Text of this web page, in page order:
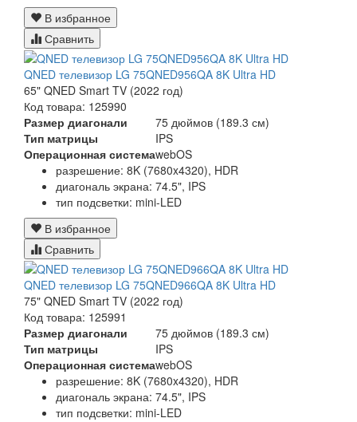
В избранное
Сравнить
QNED телевизор LG 75QNED956QA 8K Ultra HD
65" QNED Smart TV (2022 год)
Код товара: 125990
Размер диагонали
75 дюймов (189.3 см)
Тип матрицы
IPS
Операционная системаwebOS
разрешение: 8K (7680x4320), HDR
диагональ экрана: 74.5", IPS
тип подсветки: mini-LED
В избранное
Сравнить
QNED телевизор LG 75QNED966QA 8K Ultra HD
75" QNED Smart TV (2022 год)
Код товара: 125991
Размер диагонали
75 дюймов (189.3 см)
Тип матрицы
IPS
Операционная системаwebOS
разрешение: 8K (7680x4320), HDR
диагональ экрана: 74.5", IPS
тип подсветки: mini-LED